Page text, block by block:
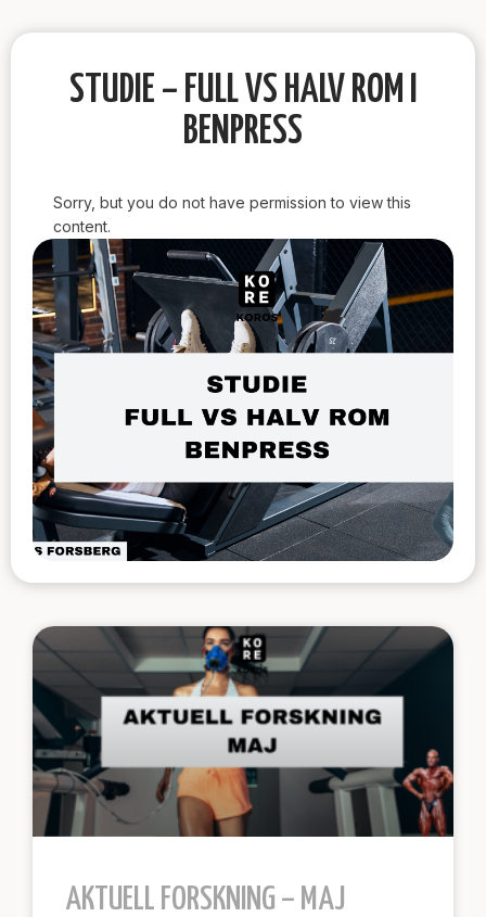
STUDIE – FULL VS HALV ROM I
BENPRESS
Sorry, but you do not have permission to view this
content.
AKTUELL FORSKNING – MAJ